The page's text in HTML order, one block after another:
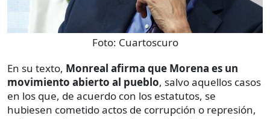
Foto: Cuartoscuro
En su texto, Monreal afirma que Morena es un
movimiento abierto al pueblo, salvo aquellos casos
en los que, de acuerdo con los estatutos, se
hubiesen cometido actos de corrupción o represión,